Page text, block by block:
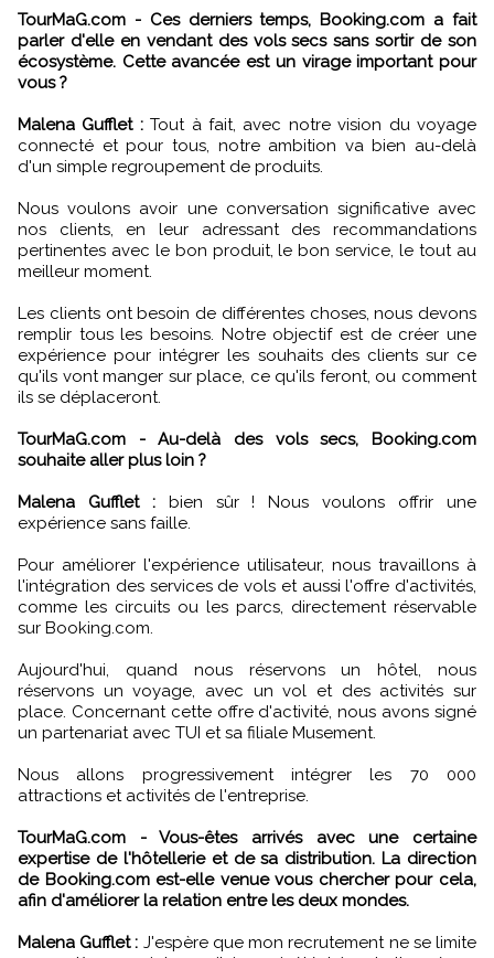
TourMaG.com - Ces derniers temps, Booking.com a fait
parler d'elle en vendant des vols secs sans sortir de son
écosystème. Cette avancée est un virage important pour
vous ?
Malena Gufflet :Tout à fait, avec notre vision du voyage
connecté et pour tous, notre ambition va bien au-delà
d'un simple regroupement de produits.
Nous voulons avoir une conversation significative avec
nos clients, en leur adressant des recommandations
pertinentes avec le bon produit, le bon service, le tout au
meilleur moment.
Les clients ont besoin de différentes choses, nous devons
remplir tous les besoins. Notre objectif est de créer une
expérience pour intégrer les souhaits des clients sur ce
qu'ils vont manger sur place, ce qu'ils feront, ou comment
ils se déplaceront.
TourMaG.com - Au-delà des vols secs, Booking.com
souhaite aller plus loin ?
Malena Gufflet :bien sûr ! Nous voulons offrir une
expérience sans faille.
Pour améliorer l'expérience utilisateur, nous travaillons à
l'intégration des services de vols et aussi l'offre d'activités,
comme les circuits ou les parcs, directement réservable
sur Booking.com.
Aujourd'hui, quand nous réservons un hôtel, nous
réservons un voyage, avec un vol et des activités sur
place. Concernant cette offre d'activité, nous avons signé
un partenariat avec TUI et sa filiale Musement.
Nous allons progressivement intégrer les 70 000
attractions et activités de l'entreprise.
TourMaG.com - Vous-êtes arrivés avec une certaine
expertise de l'hôtellerie et de sa distribution. La direction
de Booking.com est-elle venue vous chercher pour cela,
afin d'améliorer la relation entre les deux mondes.
Malena Gufflet : J'espère que mon recrutement ne se limite